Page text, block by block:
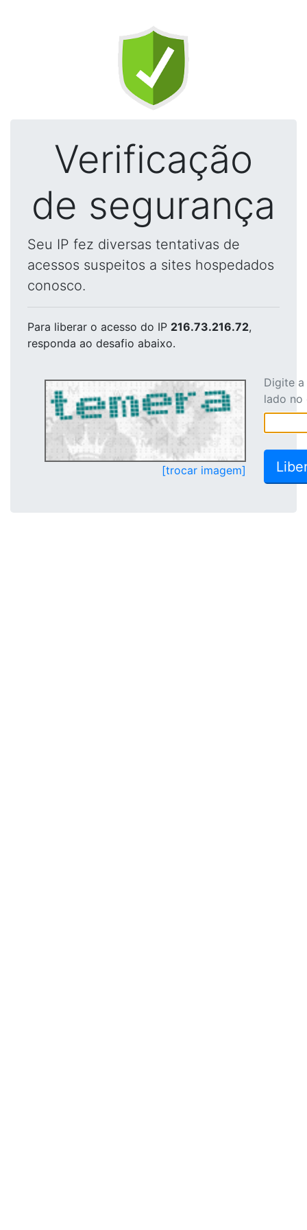
Verificação
de segurança
Seu IP fez diversas tentativas de
acessos suspeitos a sites hospedados
conosco.
Para liberar o acesso do IP 216.73.216.72,
responda ao desafio abaixo.
[trocar imagem]
Digite
lado no